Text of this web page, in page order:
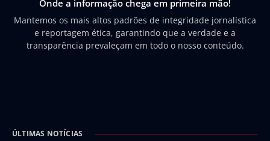
Onde a informação chega em primeira mão!
Mantemos os mais altos padrões de integridade jornalística
e reportagem ética, garantindo que a verdade e a
transparência prevaleçam em todo o nosso conteúdo.
ÚLTIMAS NOTÍCIAS